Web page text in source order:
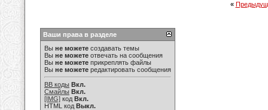
«
Ваши права в разделе
Вы не можете создавать темы
Вы не можете отвечать на сообщения
Вы не можете прикреплять файлы
Вы не можете редактировать сообщения
BB коды Вкл.
Смайлы Вкл.
[IMG] код Вкл.
HTML код Выкл.